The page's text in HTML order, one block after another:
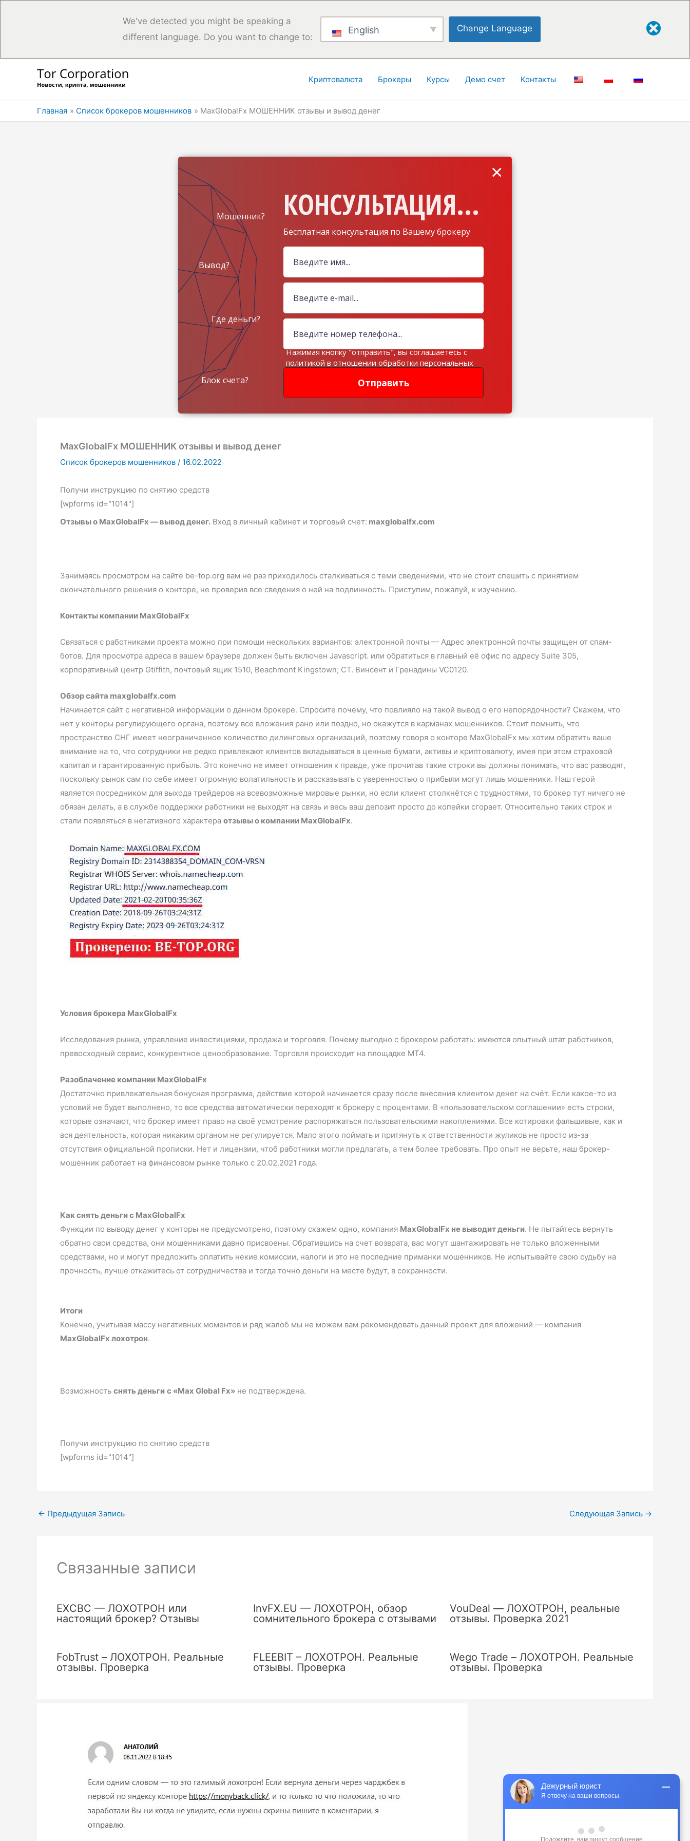
We've detected you might be speaking a
different language. Do you want to change to:
English Change Language
Криптовалюта Брокеры Курсы Демо счет Контакты
Главная Список брокеров мошенников MaxGlobalFx МОШЕННИК отзывы и вывод денег
КОНСУЛЬТАЦИЯ...
Бесплатная консультация по Вашему брокеру
Мошенник?
Вывод?
Где деньги?
Блок счета? Отправить
×
Нажимая кнопку "отправить", вы соглашаетесь с
политикой в отношении обработки персональных
MaxGlobalFx МОШЕННИК отзывы и вывод денег
Список брокеров мошенников / 16.02.2022
Получи инструкцию по снятию средств
[wpforms id="1014"]
Отзывы о MaxGlobalFx — вывод денег. Вход в личный кабинет и торговый счет: maxglobalfx.com
Занимаясь просмотром на сайте be-top.org вам не раз приходилось сталкиваться с теми сведениями, что не стоит спешить с принятием
окончательного решения о конторе, не проверив все сведения о ней на подлинность. Приступим, пожалуй, к изучению.
Контакты компании MaxGlobalFx
Связаться с работниками проекта можно при помощи нескольких вариантов: электронной почты — Адрес электронной почты защищен от спам-
ботов. Для просмотра адреса в вашем браузере должен быть включен Javascript. или обратиться в главный её офис по адресу Suite 305,
корпоративный центр Gtiffith, почтовый ящик 1510, Beachmont Kingstown; СТ. Винсент и Гренадины VC0120.
Обзор сайта maxglobalfx.com
Начинается сайт с негативной информации о данном брокере. Спросите почему, что повлияло на такой вывод о его непорядочности? Скажем, что
нет у конторы регулирующего органа, поэтому все вложения рано или поздно, но окажутся в карманах мошенников. Стоит помнить, что
пространство СНГ имеет неограниченное количество дилинговых организаций, поэтому говоря о конторе MaxGlobalFx мы хотим обратить ваше
внимание на то, что сотрудники не редко привлекают клиентов вкладываться в ценные бумаги, активы и криптовалюту, имея при этом страховой
капитал и гарантированную прибыль. Это конечно не имеет отношения к правде, уже прочитав такие строки вы должны понимать, что вас разводят,
поскольку рынок сам по себе имеет огромную волатильность и рассказывать с уверенностью о прибыли могут лишь мошенники. Наш герой
является посредником для выхода трейдеров на всевозможные мировые рынки, но если клиент столкнётся с трудностями, то брокер тут ничего не
обязан делать, а в службе поддержки работники не выходят на связь и весь ваш депозит просто до копейки сгорает. Относительно таких строк и
стали появляться в негативного характера отзывы о компании MaxGlobalFx.
Условия брокера MaxGlobalFx
Исследования рынка, управление инвестициями, продажа и торговля. Почему выгодно с брокером работать: имеются опытный штат работников,
превосходный сервис, конкурентное ценообразование. Торговля происходит на площадке МТ4.
Разоблачение компании MaxGlobalFx
Достаточно привлекательная бонусная программа, действие которой начинается сразу после внесения клиентом денег на счёт. Если какое-то из
условий не будет выполнено, то все средства автоматически переходят к брокеру с процентами. В «пользовательском соглашении» есть строки,
которые означают, что брокер имеет право на своё усмотрение распоряжаться пользовательскими накоплениями. Все котировки фальшивые, как и
вся деятельность, которая никаким органом не регулируется. Мало этого поймать и притянуть к ответственности жуликов не просто из-за
отсутствия официальной прописки. Нет и лицензии, чтоб работники могли предлагать, а тем более требовать. Про опыт не верьте, наш брокер-
мошенник работает на финансовом рынке только с 20.02.2021 года.
Как снять деньги с MaxGlobalFx
Функции по выводу денег у конторы не предусмотрено, поэтому скажем одно, компания MaxGlobalFx не выводит деньги. Не пытайтесь вернуть
обратно свои средства, они мошенниками давно присвоены. Обратившись на счет возврата, вас могут шантажировать не только вложенными
средствами, но и могут предложить оплатить некие комиссии, налоги и это не последние приманки мошенников. Не испытывайте свою судьбу на
прочность, лучше откажитесь от сотрудничества и тогда точно деньги на месте будут, в сохранности.
Итоги
Конечно, учитывая массу негативных моментов и ряд жалоб мы не можем вам рекомендовать данный проект для вложений — компания
MaxGlobalFx лохотрон.
Возможность снять деньги с «Max Global Fx» не подтверждена.
Получи инструкцию по снятию средств
[wpforms id="1014"]
← Предыдущая Запись Следующая Запись →
Связанные записи
EXCBC — ЛОХОТРОН или
настоящий брокер? Отзывы
InvFX.EU — ЛОХОТРОН, обзор
сомнительного брокера с отзывами
VouDeal — ЛОХОТРОН, реальные
отзывы. Проверка 2021
FobTrust – ЛОХОТРОН. Реальные
отзывы. Проверка
FLEEBIT – ЛОХОТРОН. Реальные
отзывы. Проверка
Wego Trade – ЛОХОТРОН. Реальные
отзывы. Проверка
Дежурный юрист
Я отвечу на ваши вопросы.
Здравствуйте! У вас есть вопрос или
вам нужна помощь?